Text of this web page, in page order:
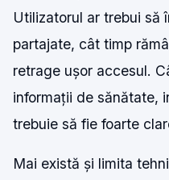
Utilizatorul ar trebui să
partajate, cât timp
retrage ușor accesul.
informații de sănătate,
trebuie să fie foarte
Mai există și limita